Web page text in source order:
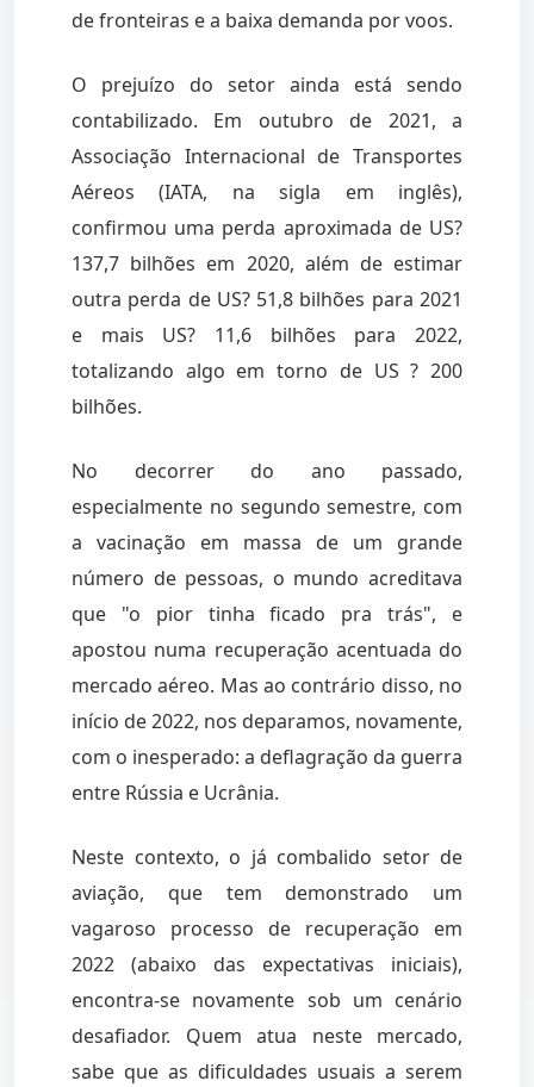
de fronteiras e a baixa demanda por voos.
O prejuízo do setor ainda está sendo
contabilizado. Em outubro de 2021, a
Associação Internacional de Transportes
Aéreos (IATA, na sigla em inglês),
confirmou uma perda aproximada de US?
137,7 bilhões em 2020, além de estimar
outra perda de US? 51,8 bilhões para 2021
e mais US? 11,6 bilhões para 2022,
totalizando algo em torno de US ? 200
bilhões.
No decorrer do ano passado,
especialmente no segundo semestre, com
a vacinação em massa de um grande
número de pessoas, o mundo acreditava
que "o pior tinha ficado pra trás", e
apostou numa recuperação acentuada do
mercado aéreo. Mas ao contrário disso, no
início de 2022, nos deparamos, novamente,
com o inesperado: a deflagração da guerra
entre Rússia e Ucrânia.
Neste contexto, o já combalido setor de
aviação, que tem demonstrado um
vagaroso processo de recuperação em
2022 (abaixo das expectativas iniciais),
encontra-se novamente sob um cenário
desafiador. Quem atua neste mercado,
sabe que as dificuldades usuais a serem